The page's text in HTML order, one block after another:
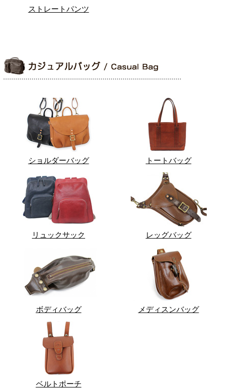
ストレートパンツ
ショルダーバッグ トートバッグ
リュックサック レッグバッグ
ボディバッグ メディスンバッグ
ベルトポーチ